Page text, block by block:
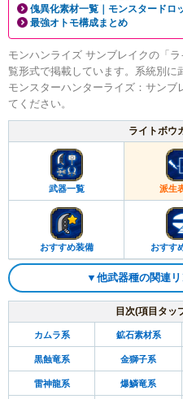
傀異化素材一覧｜モンスタードロ
最強オトモ構成まとめ
モンハンライズ サンブレイクの「
覧形式で掲載しています。系統別に
モンスターハンターライズ：サン
てください。
ライトボウ
武器一覧 派生
おすすめ装備 おすす
▼他武器種の関連
目次(項目タッ
カムラ系 鉱石素材系
黒蝕竜系 金獅子系
雷神龍系 爆鱗竜系